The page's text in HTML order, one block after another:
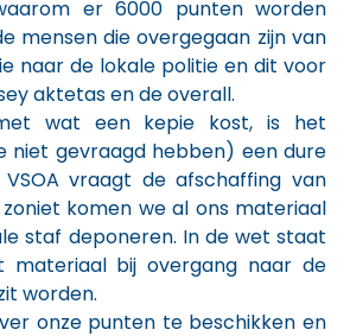
er 6000 punten worden
mensen die overgegaan zijn van
naar de lokale politie en dit voor
aktetas en de overall.
wat een kepie kost, is het
niet gevraagd hebben) een dure
VSOA vraagt de afschaffing van
komen we al ons materiaal
staf deponeren. In de wet staat
materiaal bij overgang naar de
worden.
onze punten te beschikken en